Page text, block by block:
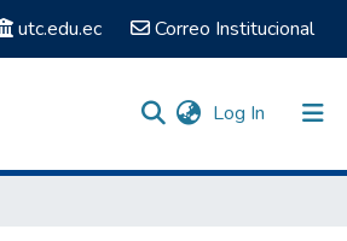
utc.edu.ec Correo Institucional
Log In (current)